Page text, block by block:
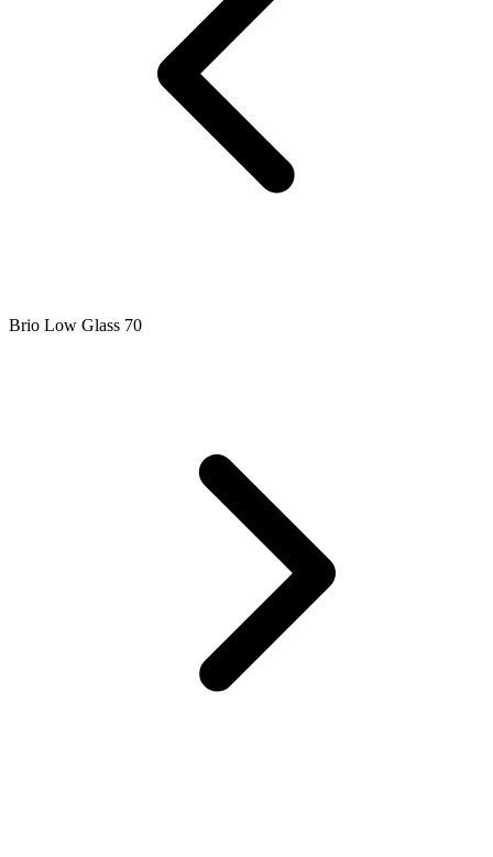
Brio Low Glass 70